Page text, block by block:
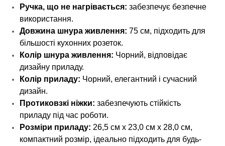
Ручка, що не нагрівається: забезпечує безпечне
використання.
Довжина шнура живлення: 75 см, підходить для
більшості кухонних розеток.
Колір шнура живлення: Чорний, відповідає
дизайну приладу.
Колір приладу: Чорний, елегантний і сучасний
дизайн.
Протиковзкі ніжки: забезпечують стійкість
приладу під час роботи.
Розміри приладу: 26,5 см x 23,0 см x 28,0 см,
компактний розмір, ідеально підходить для будь-